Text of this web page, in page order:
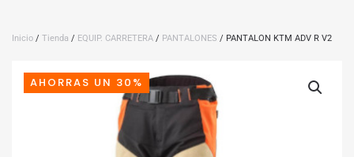
Inicio / Tienda / EQUIP. CARRETERA / PANTALONES / PANTALON KTM ADV R V2
AHORRAS UN 30%